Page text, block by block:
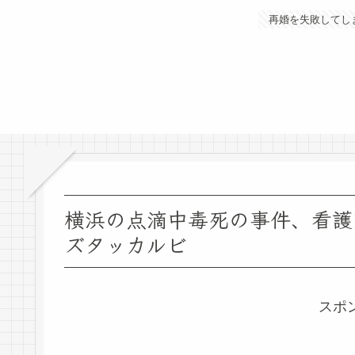
再婚を失敗してし
横浜の点滴中毒死の事件、看
ズタッカルビ
スポ